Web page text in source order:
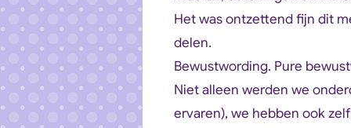
Het was ontzettend fijn dit
delen.
Bewustwording. Pure
Niet alleen werden we
ervaren), we hebben ook